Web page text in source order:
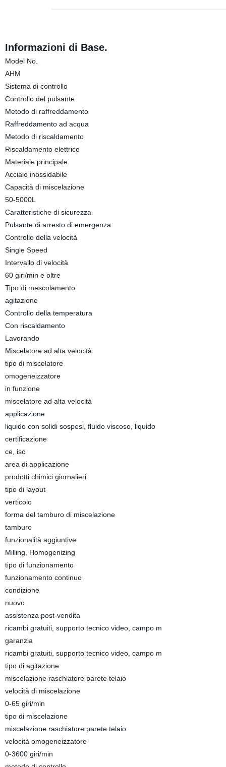
Informazioni di Base.
Model No.
AHM
Sistema di controllo
Controllo del pulsante
Metodo di raffreddamento
Raffreddamento ad acqua
Metodo di riscaldamento
Riscaldamento elettrico
Materiale principale
Acciaio inossidabile
Capacità di miscelazione
50-5000L
Caratteristiche di sicurezza
Pulsante di arresto di emergenza
Controllo della velocità
Single Speed
Intervallo di velocità
60 giri/min e oltre
Tipo di mescolamento
agitazione
Controllo della temperatura
Con riscaldamento
Lavorando
Miscelatore ad alta velocità
tipo di miscelatore
omogeneizzatore
in funzione
miscelatore ad alta velocità
applicazione
liquido con solidi sospesi, fluido viscoso, liquido
certificazione
ce, iso
area di applicazione
prodotti chimici giornalieri
tipo di layout
verticolo
forma del tamburo di miscelazione
tamburo
funzionalità aggiuntive
Milling, Homogenizing
tipo di funzionamento
funzionamento continuo
condizione
nuovo
assistenza post-vendita
ricambi gratuiti, supporto tecnico video, campo m
garanzia
ricambi gratuiti, supporto tecnico video, campo m
tipo di agitazione
miscelazione raschiatore parete telaio
velocità di miscelazione
0-65 giri/min
tipo di miscelazione
miscelazione raschiatore parete telaio
velocità omogeneizzatore
0-3600 giri/min